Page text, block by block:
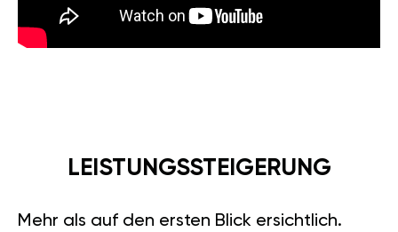
LEISTUNGSSTEIGERUNG
Mehr als auf den ersten Blick ersichtlich.